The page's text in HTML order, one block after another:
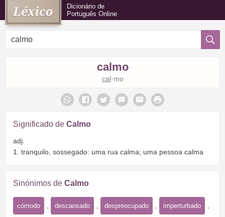
Dicionário de
Português Online
calmo
cal·mo
Significado de Calmo
adj.
1. tranquilo, sossegado: uma rua calma; uma pessoa calma
Sinónimos de Calmo
cómodo descansado despreocupado imperturbado